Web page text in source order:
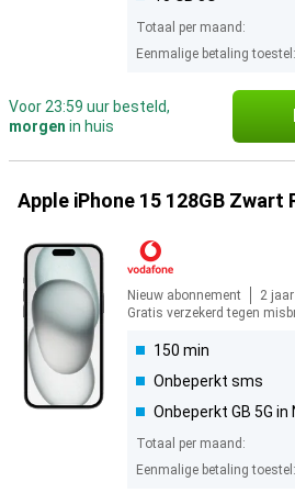
Totaal per maand:
Eenmalige betaling toestel:
Voor 23:59 uur besteld,
morgen in huis
Apple iPhone 15 128GB Zwart
Nieuw abonnement
2 jaar
Gratis verzekerd tegen
150 min
Onbeperkt sms
Onbeperkt GB 5G in
Totaal per maand:
Eenmalige betaling toestel: